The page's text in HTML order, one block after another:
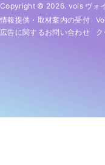
Copyright © 2026. vois ヴォ
情報提供・取材案内の受付
広告に関するお問い合わせ